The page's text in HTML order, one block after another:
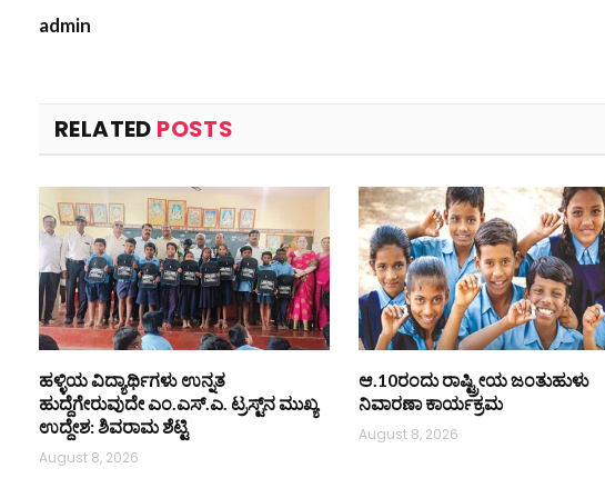
admin
RELATED POSTS
ಹಳ್ಳಿಯ ವಿದ್ಯಾರ್ಥಿಗಳು ಉನ್ನತ
ಹುದ್ದೆಗೇರುವುದೇ ಎಂ.ಎಸ್.ಎ. ಟ್ರಸ್ಟ್‌ನ ಮುಖ್ಯ
ಉದ್ದೇಶ: ಶಿವರಾಮ ಶೆಟ್ಟಿ
August 8, 2026
ಆ.10ರಂದು ರಾಷ್ಟ್ರೀಯ ಜಂತುಹುಳು
ನಿವಾರಣಾ ಕಾರ್ಯಕ್ರಮ
August 8, 2026